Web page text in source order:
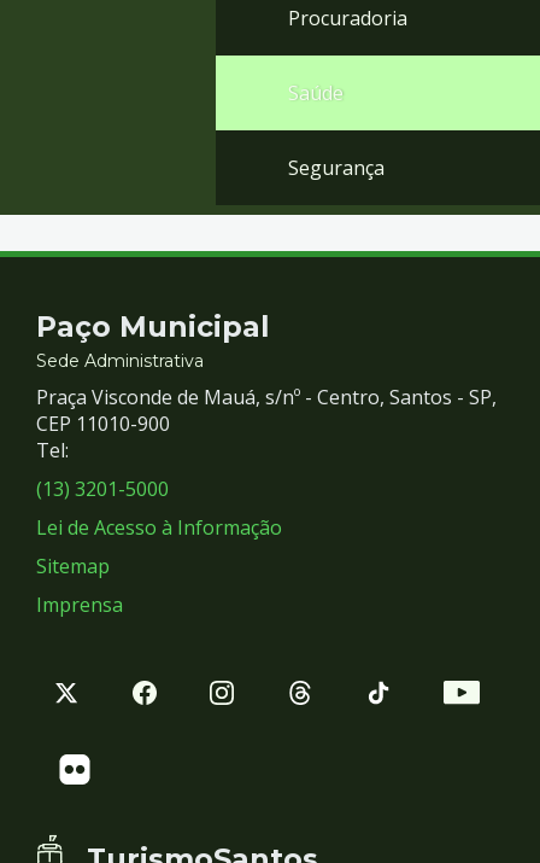
Procuradoria
Saúde
Segurança
Contato
e
Redes
Sociais
Paço Municipal
Sede Administrativa
Praça Visconde de Mauá, s/nº - Centro, Santos - SP,
CEP 11010-900
Tel:
(13) 3201-5000
Lei de Acesso à Informação
Sitemap
Imprensa